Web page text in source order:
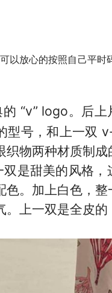
以放心的按照自己平时
“v” logo。后上
型号，和上一双
物两种材质制成
是甜美的风格，
。加上白色，整
上一双是全皮的